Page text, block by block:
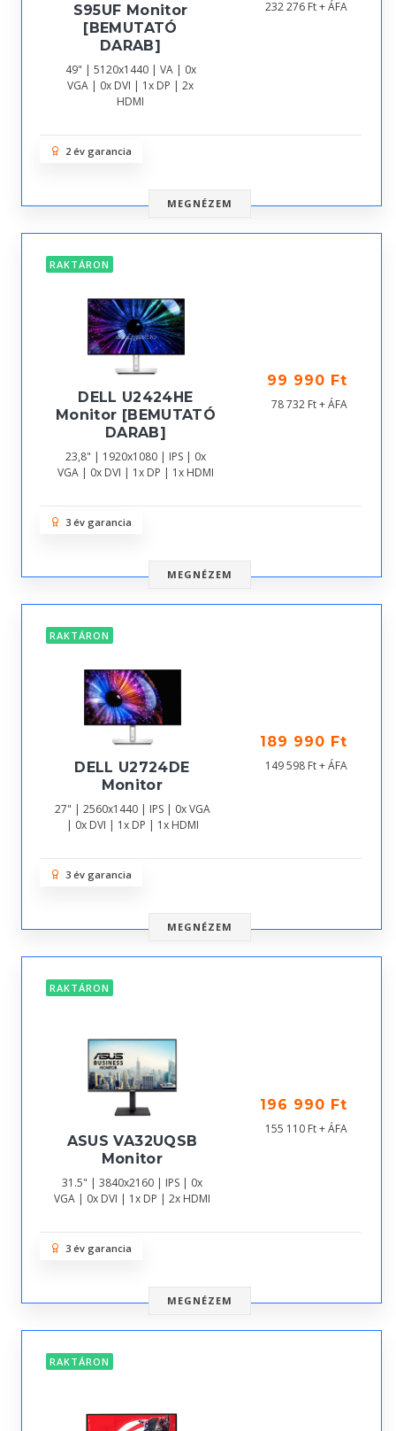
S95UF Monitor
[BEMUTATÓ
DARAB]
49" | 5120x1440 | VA | 0x
VGA | 0x DVI | 1x DP | 2x
HDMI
232 276 Ft + ÁFA
2 év garancia
MEGNÉZEM
RAKTÁRON
DELL U2424HE
Monitor [BEMUTATÓ
DARAB]
23,8" | 1920x1080 | IPS | 0x
VGA | 0x DVI | 1x DP | 1x HDMI
99 990 Ft
78 732 Ft + ÁFA
3 év garancia
MEGNÉZEM
RAKTÁRON
DELL U2724DE
Monitor
27" | 2560x1440 | IPS | 0x VGA
| 0x DVI | 1x DP | 1x HDMI
189 990 Ft
149 598 Ft + ÁFA
3 év garancia
MEGNÉZEM
RAKTÁRON
ASUS VA32UQSB
Monitor
31.5" | 3840x2160 | IPS | 0x
VGA | 0x DVI | 1x DP | 2x HDMI
196 990 Ft
155 110 Ft + ÁFA
3 év garancia
MEGNÉZEM
RAKTÁRON